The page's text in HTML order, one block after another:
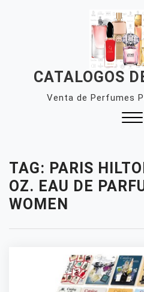
CATALOGOS
Venta de Perfumes
TAG: PARIS
OZ. EAU DE
WOMEN